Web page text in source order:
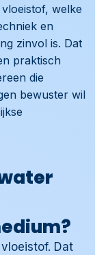
welke
en
zinvol is. Dat
praktisch
die
bewuster wil
Dat